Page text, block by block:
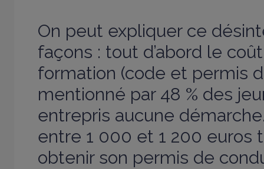
On peut expliquer ce
façons : tout d’abord le
formation (code et permis
mentionné par 48 % des
entrepris aucune
entre 1 000 et 1 200 euros
obtenir son permis de